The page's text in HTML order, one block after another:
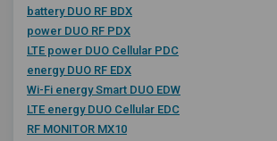
battery DUO RF BDX
power DUO RF PDX
LTE power DUO Cellular PDC
energy DUO RF EDX
Wi-Fi energy Smart DUO EDW
LTE energy DUO Cellular EDC
RF MONITOR MX10